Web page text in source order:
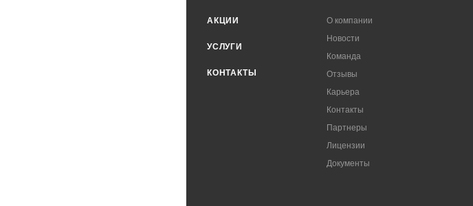
АКЦИИ
УСЛУГИ
КОНТАКТЫ
О компании
Новости
Команда
Отзывы
Карьера
Контакты
Партнеры
Лицензии
Документы